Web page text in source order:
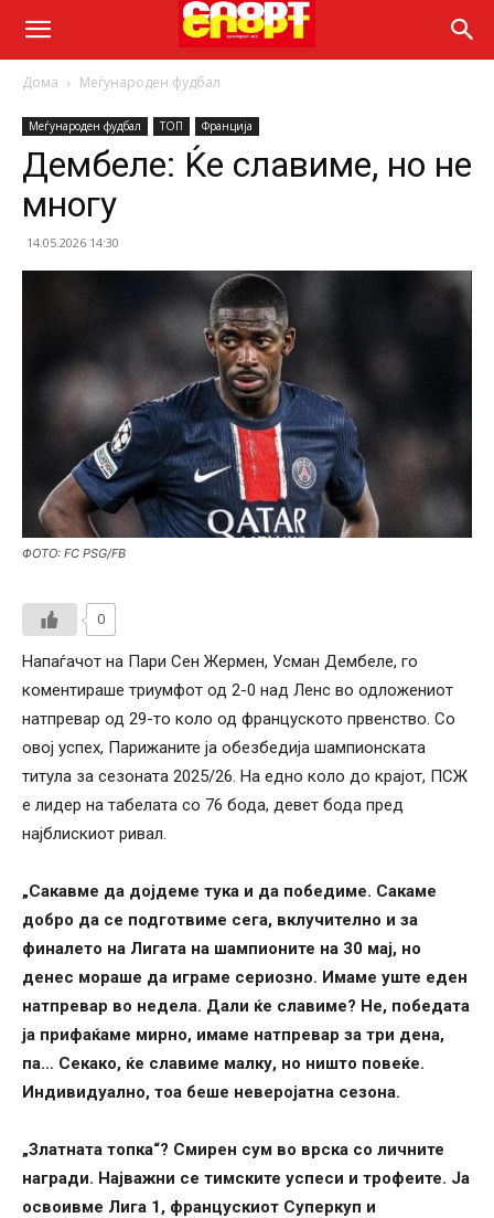
Дома Меѓународен фудбал
Меѓународен фудбал ТОП Франција
Дембеле: Ќе славиме, но не
многу
14.05.2026 14:30
ФОТО: FC PSG/FB
0
Напаѓачот на Пари Сен Жермен, Усман Дембеле, го
коментираше триумфот од 2-0 над Ленс во одложениот
натпревар од 29-то коло од француското првенство. Со
овој успех, Парижаните ја обезбедија шампионската
титула за сезоната 2025/26. На едно коло до крајот, ПСЖ
е лидер на табелата со 76 бода, девет бода пред
најблискиот ривал.
„Сакавме да дојдеме тука и да победиме. Сакаме
добро да се подготвиме сега, вклучително и за
финалето на Лигата на шампионите на 30 мај, но
денес мораше да играме сериозно. Имаме уште еден
натпревар во недела. Дали ќе славиме? Не, победата
ја прифаќаме мирно, имаме натпревар за три дена,
па… Секако, ќе славиме малку, но ништо повеќе.
Индивидуално, тоа беше неверојатна сезона.
„Златната топка“? Смирен сум во врска со личните
награди. Најважни се тимските успеси и трофеите. Ја
освоивме Лига 1, францускиот Суперкуп и